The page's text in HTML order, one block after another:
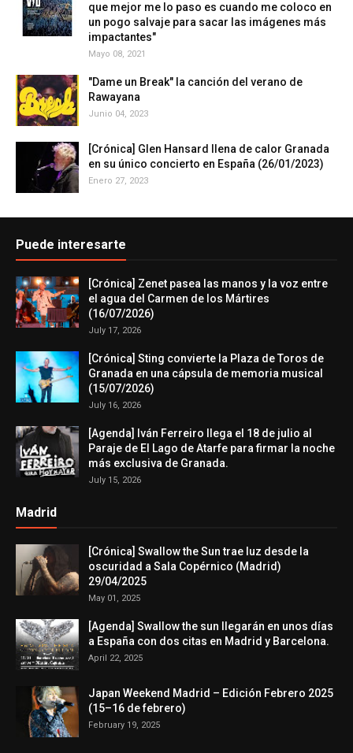
que mejor me lo paso es cuando me coloco en
un pogo salvaje para sacar las imágenes más
impactantes"
Mayo 08, 2021
"Dame un Break" la canción del verano de
Rawayana
Junio 04, 2023
[Crónica] Glen Hansard llena de calor Granada
en su único concierto en España (26/01/2023)
Enero 27, 2023
Puede interesarte
[Crónica] Zenet pasea las manos y la voz entre
el agua del Carmen de los Mártires
(16/07/2026)
July 17, 2026
[Crónica] Sting convierte la Plaza de Toros de
Granada en una cápsula de memoria musical
(15/07/2026)
July 16, 2026
[Agenda] Iván Ferreiro llega el 18 de julio al
Paraje de El Lago de Atarfe para firmar la noche
más exclusiva de Granada.
July 15, 2026
Madrid
[Crónica] Swallow the Sun trae luz desde la
oscuridad a Sala Copérnico (Madrid)
29/04/2025
May 01, 2025
[Agenda] Swallow the sun llegarán en unos días
a España con dos citas en Madrid y Barcelona.
April 22, 2025
Japan Weekend Madrid – Edición Febrero 2025
(15–16 de febrero)
February 19, 2025